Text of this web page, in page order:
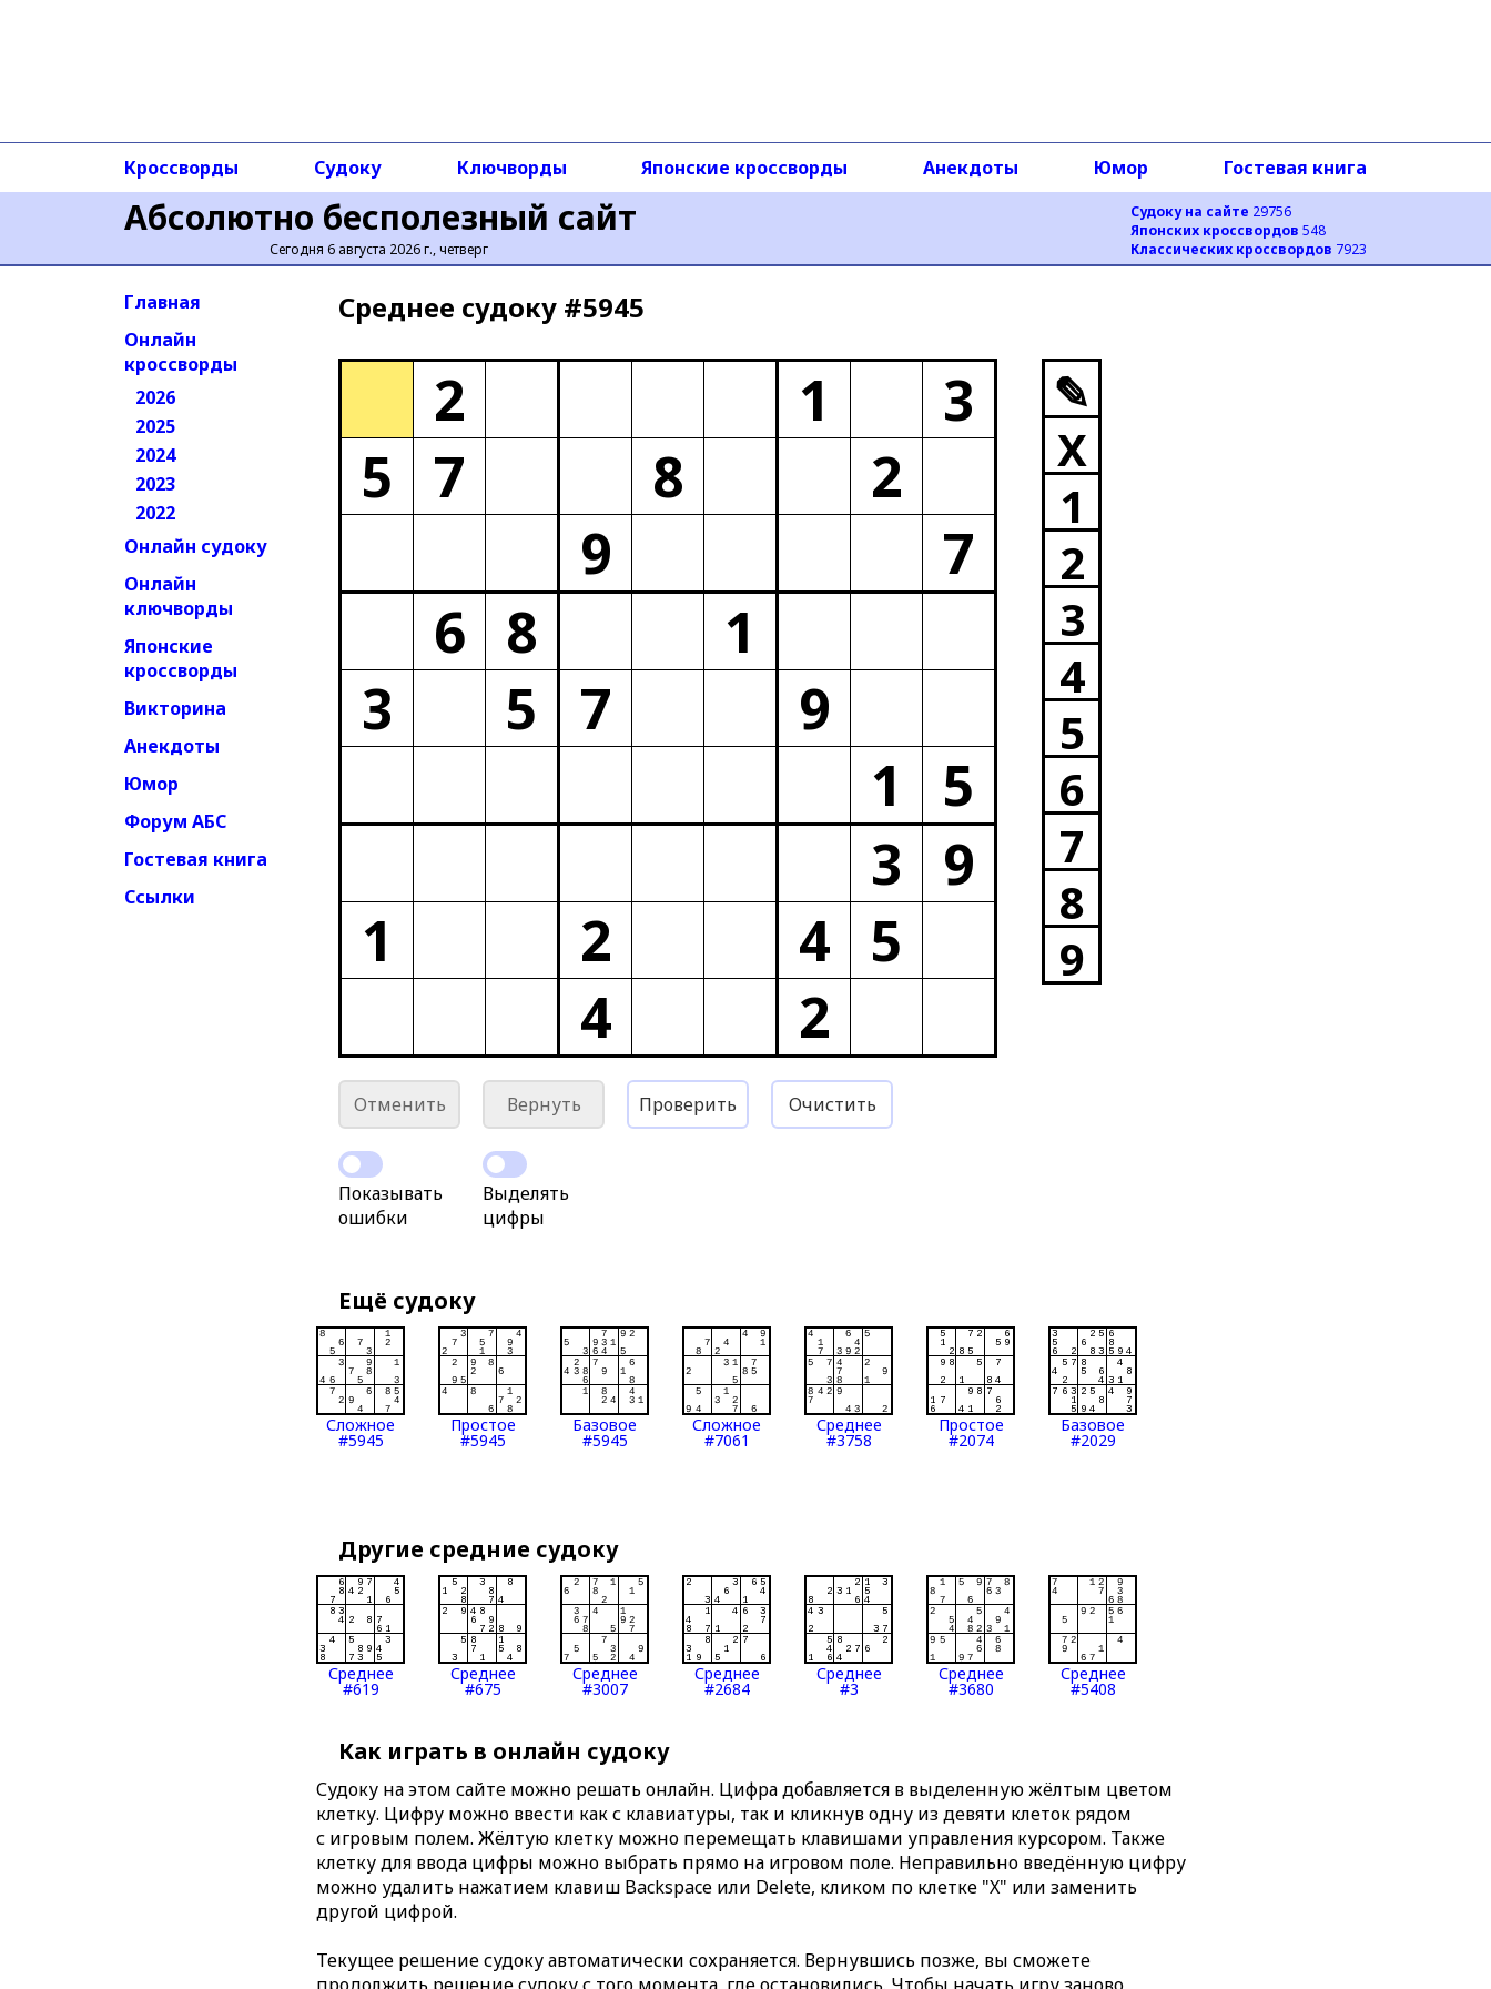
Абсолютно бесполезный сайт
Сегодня 6 августа 2026 г., четверг
Судоку на сайте 29756
Японских кроссвордов 548
Классических кроссвордов 7923
Кроссворды Судоку Ключворды Японские кроссворды Анекдоты Юмор Гостевая книга
Главная
Онлайн
кроссворды
2026
2025
2024
2023
2022
Онлайн судоку
Онлайн
ключворды
Японские
кроссворды
Викторина
Анекдоты
Юмор
Форум АБС
Гостевая книга
Ссылки
Среднее cудоку #5945
2 1
3
5 7 8
2
9
7
6 8
1
3
5 7
9
1
5
3
9
1
2 4 5
4
2
✎
X
1
2
3
4
5
6
7
8
9
Отменить Вернуть Проверить Очистить
Показывать
ошибки
Выделять
цифры
Ещё судоку
Сложное
#5945
Простое
#5945
Базовое
#5945
Сложное
#7061
Среднее
#3758
Простое
#2074
Базовое
#2029
Другие средние судоку
Среднее
#619
Среднее
#675
Среднее
#3007
Среднее
#2684
Среднее
#3
Среднее
#3680
Среднее
#5408
Как играть в онлайн судоку
Судоку на этом сайте можно решать онлайн. Цифра добавляется в выделенную жёлтым цветом
клетку. Цифру можно ввести как с клавиатуры, так и кликнув одну из девяти клеток рядом
с игровым полем. Жёлтую клетку можно перемещать клавишами управления курсором. Также
клетку для ввода цифры можно выбрать прямо на игровом поле. Неправильно введённую цифру
можно удалить нажатием клавиш Backspace или Delete, кликом по клетке "X" или заменить
другой цифрой.
Текущее решение судоку автоматически сохраняется. Вернувшись позже, вы сможете